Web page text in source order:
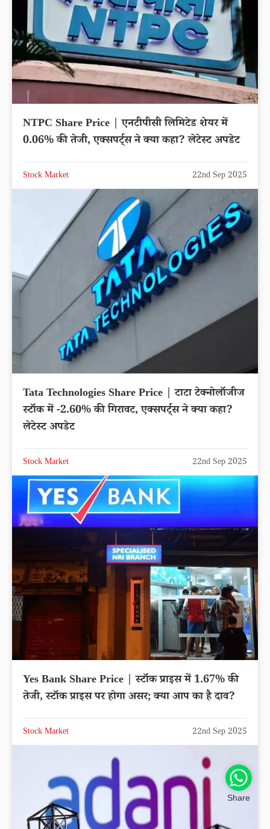
NTPC Share Price | एनटीपीसी लिमिटेड शेयर में
0.06% की तेजी, एक्सपर्ट्स ने क्या कहा? लेटेस्ट अपडेट
Stock Market 22nd Sep 2025
Tata Technologies Share Price | टाटा टेक्नोलॉजीज
स्टॉक में -2.60% की गिरावट, एक्सपर्ट्स ने क्या कहा?
लेटेस्ट अपडेट
Stock Market 22nd Sep 2025
Yes Bank Share Price | स्टॉक प्राइस में 1.67% की
तेजी, स्टॉक प्राइस पर होगा असर; क्या आप का है दाव?
Stock Market 22nd Sep 2025
Share